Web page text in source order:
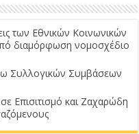
των Εθνικών Κοινωνικών
διαμόρφωση νομοσχέδιο
Συλλογικών Συμβάσεων
Επισιτισμό και Ζαχαρώδη